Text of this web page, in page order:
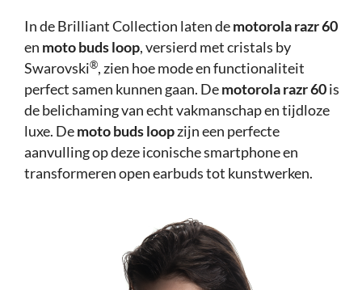
In de Brilliant Collection laten demotorola razr 60
en moto buds loop, versierd met cristals by
Swarovski®, zien hoe mode en functionaliteit
perfect samen kunnen gaan. Demotorola razr 60is
de belichaming van echt vakmanschap en tijdloze
luxe. Demoto buds loopzijn een perfecte
aanvulling op deze iconische smartphone en
transformeren open earbuds tot kunstwerken.